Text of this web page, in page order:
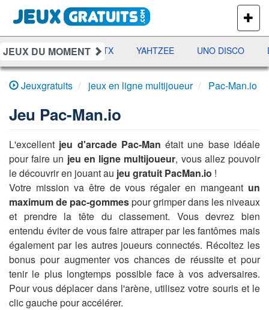
PLUS
DE
JEUX
JEUX DU MOMENT
RAMI JETX YAHTZEE UNO DISCO
Jeuxgratuits jeux en ligne multijoueur Pac-Man.io
Jeu Pac-Man.io
L'excellent jeu d'arcade Pac-Man était une base idéale
pour faire un jeu en ligne multijoueur, vous allez pouvoir
le découvrir en jouant au jeu gratuit PacMan.io !
Votre mission va être de vous régaler en mangeant un
maximum de pac-gommespour grimper dans les niveaux
et prendre la tête du classement. Vous devrez bien
entendu éviter de vous faire attraper par les fantômes mais
également par les autres joueurs connectés. Récoltez les
bonus pour augmenter vos chances de réussite et pour
tenir le plus longtemps possible face à vos adversaires.
Pour vous déplacer dans l'arène, utilisez votre souris et le
clic gauche pour accélérer.